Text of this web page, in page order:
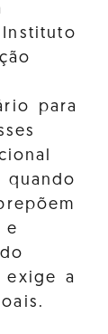
para
quando
e
exige a